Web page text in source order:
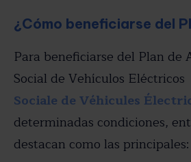
¿Cómo beneficiarse del
Para beneficiarse del Plan de
Social de Vehículos Eléctricos
Sociale de Véhicules
determinadas condiciones,
destacan como las principales: